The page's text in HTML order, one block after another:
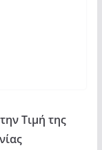
Τιμή της